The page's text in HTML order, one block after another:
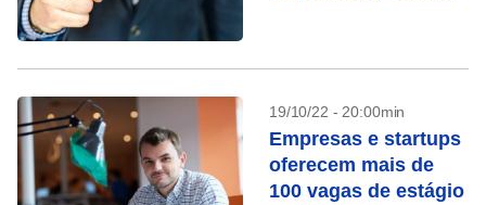
19/10/22 - 20:00min
Empresas e startups
oferecem mais de
100 vagas de estágio